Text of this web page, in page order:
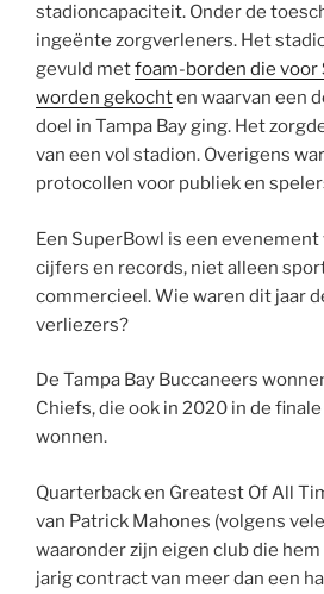
stadioncapaciteit. Onder de
ingeënte zorgverleners. Het
gevuld metfoam-borden die voor
worden gekochten waarvan een
doel in Tampa Bay ging. Het
van een vol stadion. Overigens
protocollen voor publiek en
Een SuperBowl is een
cijfers en records, niet alleen
commercieel. Wie waren dit jaar
verliezers?
De Tampa Bay Buccaneers
Chiefs, die ook in 2020 in de
wonnen.
Quarterback en Greatest Of All
van Patrick Mahones (volgens
waaronder zijn eigen club die
jarig contract van meer dan een